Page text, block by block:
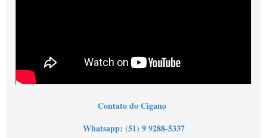
Contato do Cigano
Whatsapp: (51) 9 9288-5337